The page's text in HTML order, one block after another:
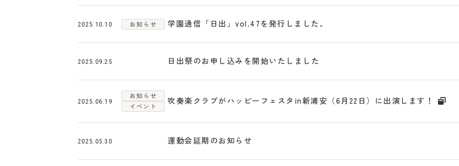
2025.10.10 お知らせ 学園通信「日出」vol.47を発行しました。
2025.09.25 日出祭のお申し込みを開始いたしました
2025.06.19
お知らせ
イベント
吹奏楽クラブがハッピーフェスタin新浦安（6月22日）に出演します！
2025.05.30 運動会延期のお知らせ